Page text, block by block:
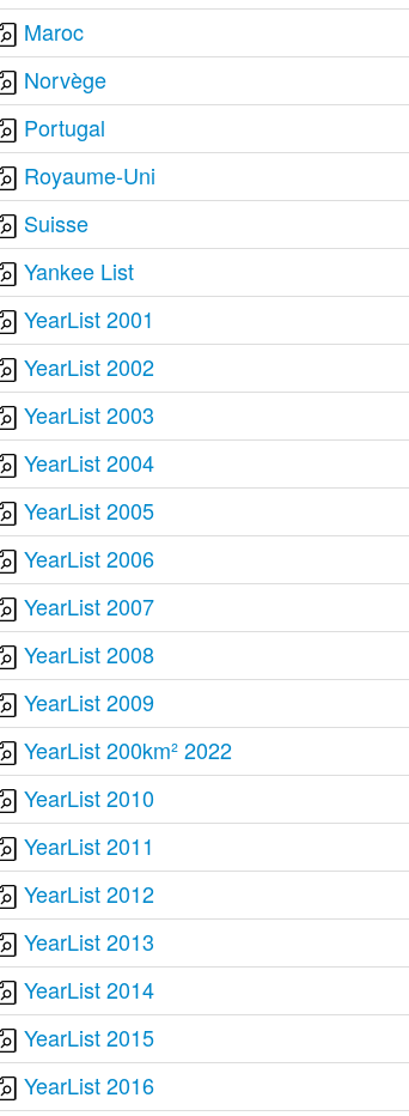
Maroc
Norvège
Portugal
Royaume-Uni
Suisse
Yankee List
YearList 2001
YearList 2002
YearList 2003
YearList 2004
YearList 2005
YearList 2006
YearList 2007
YearList 2008
YearList 2009
YearList 200km² 2022
YearList 2010
YearList 2011
YearList 2012
YearList 2013
YearList 2014
YearList 2015
YearList 2016